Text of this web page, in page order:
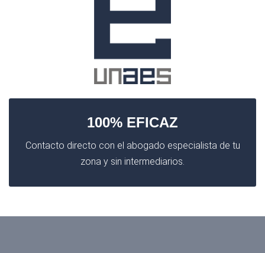
100% EFICAZ
Contacto directo con el abogado especialista de tu
zona y sin intermediarios.